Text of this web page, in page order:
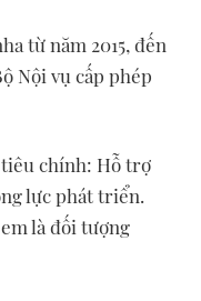
từ năm 2015, đến
Nội vụ cấp phép
chính: Hỗ trợ
lực phát triển.
là đối tượng